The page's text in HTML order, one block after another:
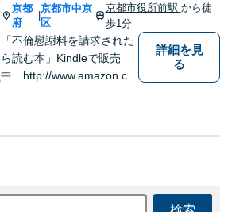
京都
府
|
京都市中京
区
京都市役所前駅 から徒
歩1分
「不倫慰謝料を請求された
ら読む本」Kindleで販売
中 http://www.amazon.co.
詳細を見
る